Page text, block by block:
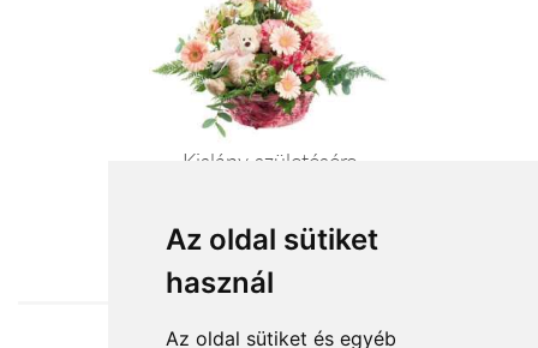
Az oldal sütiket
használ
Az oldal sütiket és egyéb
Kislány születésére